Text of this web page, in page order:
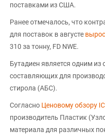
поставками из США.
Ранее отмечалось, что
для поставок в августе
310 за тонну, FD NWE.
Бутадиен является одним
составляющих для
стирола (АБС).
Согласно Ценовому обзору
производитель Пластик
материала для различных